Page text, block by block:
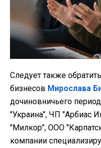
Следует также
бизнесов Мирослава
дочиновничьего
"Украина", ЧП "Арбиас
"Милкор", ООО
компании